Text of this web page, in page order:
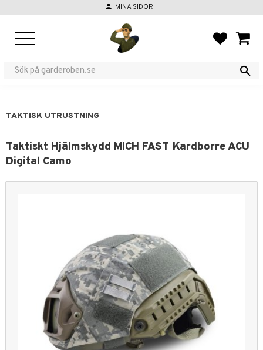
person MINA SIDOR
TAKTISK UTRUSTNING
Taktiskt Hjälmskydd MICH FAST Kardborre ACU
Digital Camo